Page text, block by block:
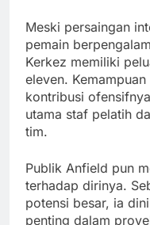
Meski persaingan
pemain
Kerkez memiliki
eleven.
kontribusi
utama staf pelatih
tim.
Publik Anfield pun
terhadap dirinya.
potensi besar, ia
penting dalam